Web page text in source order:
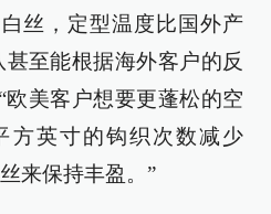
丝，定型温度比国外产
至能根据海外客户的反
美客户想要更蓬松的空
方英寸的钩织次数减少
来保持丰盈。”